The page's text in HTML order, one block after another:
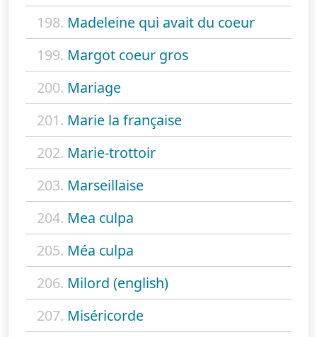
198. Madeleine qui avait du coeur
199. Margot coeur gros
200. Mariage
201. Marie la française
202. Marie-trottoir
203. Marseillaise
204. Mea culpa
205. Méa culpa
206. Milord (english)
207. Miséricorde